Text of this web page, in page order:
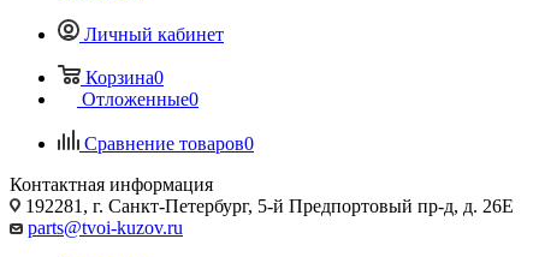
Личный кабинет
Корзина0
Отложенные0
Сравнение товаров0
Контактная информация
192281, г. Санкт-Петербург, 5-й Предпортовый пр-д, д. 26Е
parts@tvoi-kuzov.ru